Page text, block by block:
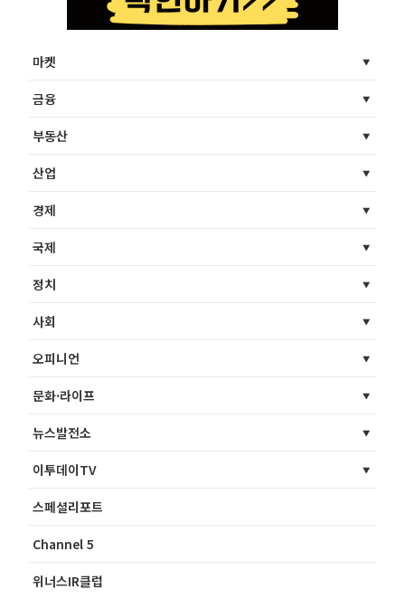
마켓
금융
부동산
산업
경제
국제
정치
사회
오피니언
문화·라이프
뉴스발전소
이투데이TV
스페셜리포트
Channel 5
위너스IR클럽